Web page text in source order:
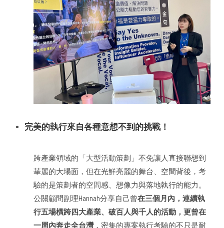
完美的執行來自各種意想不到的挑戰！
跨產業領域的「大型活動策劃」不免讓人直接聯想到
華麗的大場面，但在光鮮亮麗的舞台、空間背後，考
驗的是策劃者的空間感、想像力與落地執行的能力。
公關顧問副理Hannah分享自己曾在三個月內，連續執
行五場橫跨四大產業、破百人與千人的活動，更曾在
一周內奔走全台灣，密集的專案執行考驗的不只是耐